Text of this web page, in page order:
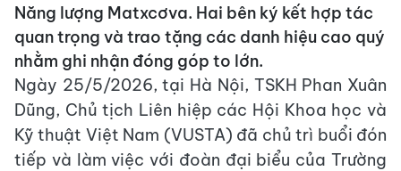
Năng lượng Matxcơva. Hai bên ký kết hợp tác
quan trọng và trao tặng các danh hiệu cao quý
nhằm ghi nhận đóng góp to lớn.
Ngày 25/5/2026, tại Hà Nội, TSKH Phan Xuân
Dũng, Chủ tịch Liên hiệp các Hội Khoa học và
Kỹ thuật Việt Nam (VUSTA) đã chủ trì buổi đón
tiếp và làm việc với đoàn đại biểu của Trường